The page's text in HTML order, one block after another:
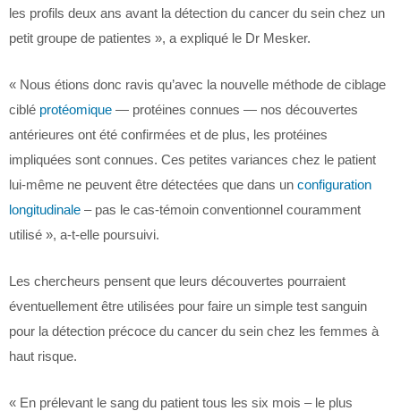
les profils deux ans avant la détection du cancer du sein chez un
petit groupe de patientes », a expliqué le Dr Mesker.
« Nous étions donc ravis qu’avec la nouvelle méthode de ciblage
ciblé protéomique — protéines connues — nos découvertes
antérieures ont été confirmées et de plus, les protéines
impliquées sont connues. Ces petites variances chez le patient
lui-même ne peuvent être détectées que dans un configuration
longitudinale – pas le cas-témoin conventionnel couramment
utilisé », a-t-elle poursuivi.
Les chercheurs pensent que leurs découvertes pourraient
éventuellement être utilisées pour faire un simple test sanguin
pour la détection précoce du cancer du sein chez les femmes à
haut risque.
« En prélevant le sang du patient tous les six mois – le plus